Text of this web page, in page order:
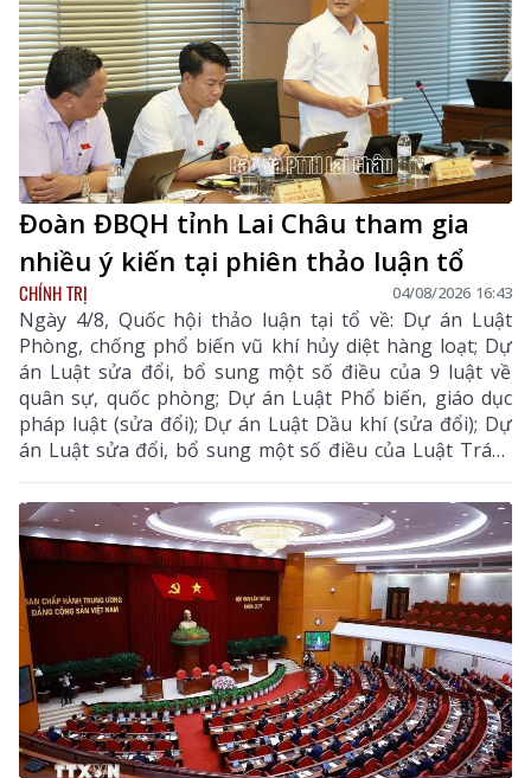
Đoàn ĐBQH tỉnh Lai Châu tham gia
nhiều ý kiến tại phiên thảo luận tổ
CHÍNH TRỊ 04/08/2026 16:43
Ngày 4/8, Quốc hội thảo luận tại tổ về: Dự án Luật
Phòng, chống phổ biến vũ khí hủy diệt hàng loạt; Dự
án Luật sửa đổi, bổ sung một số điều của 9 luật về
quân sự, quốc phòng; Dự án Luật Phổ biến, giáo dục
pháp luật (sửa đổi); Dự án Luật Dầu khí (sửa đổi); Dự
án Luật sửa đổi, bổ sung một số điều của Luật Trách
nhiệm bồi thường của Nhà nước và Dự thảo Nghị
quyết của Quốc hội về cơ chế, chính sách đặc thù để xử
lý vi phạm pháp luật liên quan đến kinh tế nhà nước,
kinh tế tư nhân và ứng dụng khoa học, công nghệ, đổi
mới sáng tạo, chuyển đổi số.